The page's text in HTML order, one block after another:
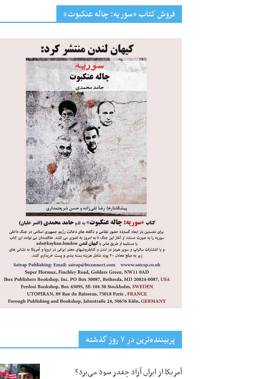
فروش کتاب «سوریه: چاله عنکبوت»
پربیننده‌ترین‌ در ۷ روز گذشته
آمریکا از ایران آزاد چقدر سود می‌برد؟